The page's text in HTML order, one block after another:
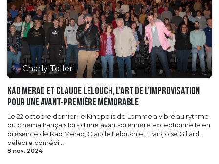
Charly Teller
Kad Merad et Claude Lelouch, l’art de l’improvisation
pour une avant-première mémorable
Le 22 octobre dernier, le Kinepolis de Lomme a vibré au rythme
du cinéma français lors d’une avant-première exceptionnelle en
présence de Kad Merad, Claude Lelouch et Françoise Gillard,
célèbre comédi...
8 nov. 2024